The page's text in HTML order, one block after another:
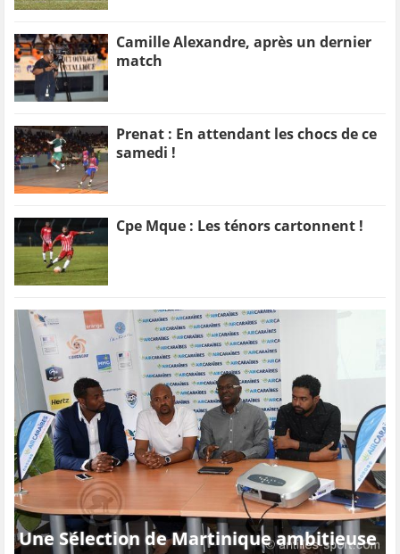
Camille Alexandre, après un dernier
match
Prenat : En attendant les chocs de ce
samedi !
Cpe Mque : Les ténors cartonnent !
Une Sélection de Martinique ambitieuse